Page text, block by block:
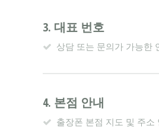
3. 대표 번호
상담 또는 문의가 가능한
4. 본점 안내
출장폰 본점 지도 및 주소